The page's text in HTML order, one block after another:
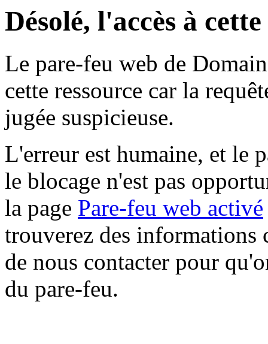
Désolé, l'accès à
Le pare-feu web de
cette ressource car la
jugée suspicieuse.
L'erreur est humaine, et le
le blocage n'est pas
la page Pare-feu web activé
trouverez des informations
de nous contacter pour
du pare-feu.